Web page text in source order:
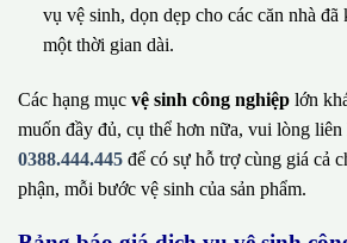
vụ vệ sinh, dọn dẹp cho các căn nhà
một thời gian dài.
Các hạng mục vệ sinh công nghiệp lớn
muốn đầy đủ, cụ thể hơn nữa, vui lòng
0388.444.445 để có sự hỗ trợ cùng giá cả
phận, mỗi bước vệ sinh của sản phẩm.